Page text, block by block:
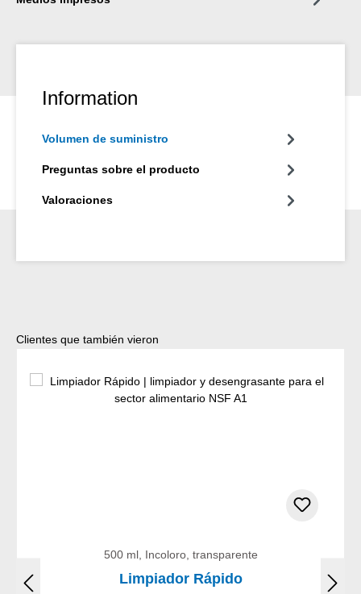
Information
Volumen de suministro
Preguntas sobre el producto
Valoraciones
Omitir la galería de productos
Clientes que también vieron
500 ml, Incoloro, transparente
Limpiador Rápido